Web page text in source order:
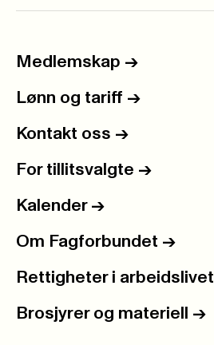
Medlemskap ->
Lønn og tariff ->
Kontakt oss ->
For tillitsvalgte ->
Kalender ->
Om Fagforbundet ->
Rettigheter i arbeidslivet
Brosjyrer og materiell ->